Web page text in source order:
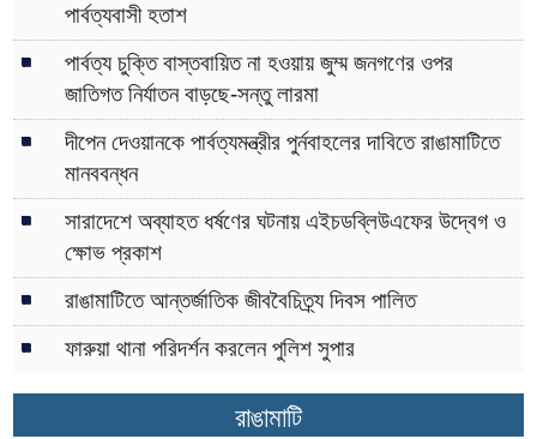
পার্বত্যবাসী হতাশ
পার্বত্য চুক্তি বাস্তবায়িত না হওয়ায় জুম্ম জনগণের ওপর
জাতিগত নির্যাতন বাড়ছে-সন্তু লারমা
দীপেন দেওয়ানকে পার্বত্যমন্ত্রীর পুর্নবাহলের দাবিতে রাঙামাটিতে
মানববন্ধন
সারাদেশে অব্যাহত ধর্ষণের ঘটনায় এইচডব্লিউএফের উদ্বেগ ও
ক্ষোভ প্রকাশ
রাঙামাটিতে আন্তর্জাতিক জীববৈচিত্র্য দিবস পালিত
ফারুয়া থানা পরিদর্শন করলেন পুলিশ সুপার
রাঙামাটি